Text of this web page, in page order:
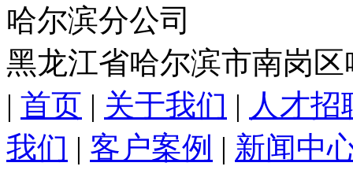
哈尔滨分公司
黑龙江省哈尔滨市南岗
| 首页 | 关于我们 | 人才招
我们 | 客户案例 | 新闻中